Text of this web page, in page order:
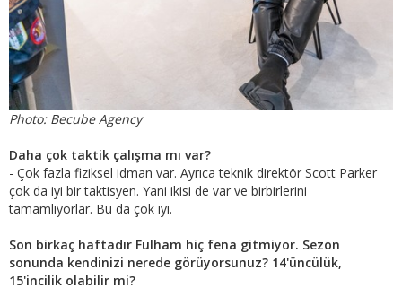
​​​​​​​Photo: Becube Agency
Daha çok taktik çalışma mı var?
- Çok fazla fiziksel idman var. Ayrıca teknik direktör Scott Parker
çok da iyi bir taktisyen. Yani ikisi de var ve birbirlerini
tamamlıyorlar. Bu da çok iyi.
Son birkaç haftadır Fulham hiç fena gitmiyor. Sezon
sonunda kendinizi nerede görüyorsunuz? 14'üncülük,
15'incilik olabilir mi?